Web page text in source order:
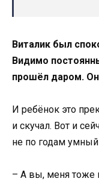
Виталик был
Видимо
прошёл даром.
И ребёнок это
и скучал. Вот и
не по годам
– А вы, меня тоже